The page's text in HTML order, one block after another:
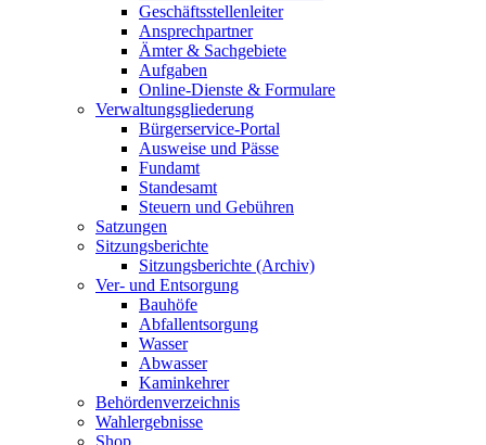
Geschäftsstellenleiter
Ansprechpartner
Ämter & Sachgebiete
Aufgaben
Online-Dienste & Formulare
Verwaltungsgliederung
Bürgerservice-Portal
Ausweise und Pässe
Fundamt
Standesamt
Steuern und Gebühren
Satzungen
Sitzungsberichte
Sitzungsberichte (Archiv)
Ver- und Entsorgung
Bauhöfe
Abfallentsorgung
Wasser
Abwasser
Kaminkehrer
Behördenverzeichnis
Wahlergebnisse
Shop